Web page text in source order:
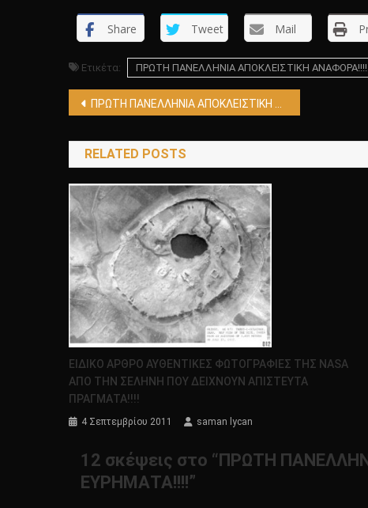
Share Tweet Mail
Ετικέτα: ΠΡΩΤΗ ΠΑΝΕΛΛΗΝΙΑ ΑΠΟΚΛΕΙΣΤΙΚΗ
Πλοήγηση
άρθρων
ΠΡΩΤΗ ΠΑΝΕΛΛΗΝΙΑ ΑΠΟΚΛΕΙΣΤΙΚΗ ΑΝΑΦΟΡΑ!!!! ΤΙ ΕΙΝΑΙ ΑΥΤΟ ΠΟΥ ΠΕΤΑΓΕΤΑΙ ΜΕΣΑ ΑΠΟ ΤΗΝ ΚΑΤΑΣΤΡΟΦΗ ΜΙΑ ΠΟΛΗΣ ΣΤΗΝ ΙΑΠΩΝΙΑ ΑΠΟ ΤΟ ΤΣΟΥΝΑΜΙ!;! ΦΑΝΤΑΣΜΑ!;! ΧΡΟΝΙΡ!;! ΑΒΥΣΣΑΛΕΟΣ!;! Η ΚΑΠΟΙΟ ΕΙΔΟΣ ΑΓΝΩΣΤΗΣ ΖΩΗΣ!!!! ΚΑΝΕΙΣ ΜΕΧΡΙ ΣΗΜΕΡΑ ΔΕΝ ΜΠΟΡΕΙ ΝΑ ΤΟ ΕΞΗΓΗΣΕΙ!!!!
RELATED POSTS
ΕΙΔΙΚΟ ΑΡΘΡΟ ΑΥΘΕΝΤΙΚΕΣ ΦΩΤΟΓΡΑΦΙΕΣ ΤΗΣ NASA
ΑΠΟ ΤΗΝ ΣΕΛΗΝΗ ΠΟΥ ΔΕΙΧΝΟΥΝ ΑΠΙΣΤΕΥΤΑ
ΠΡΑΓΜΑΤΑ!!!!
4 Σεπτεμβρίου 2011 saman lycan
12 σκέψεις στο “ΠΡΩΤΗ
ΕΥΡΗΜΑΤΑ!!!!”